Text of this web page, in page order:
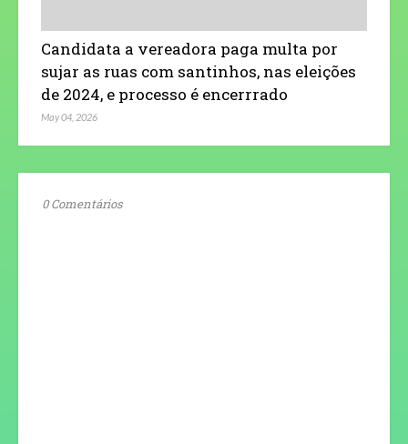
Candidata a vereadora paga multa por
sujar as ruas com santinhos, nas eleições
de 2024, e processo é encerrrado
May 04, 2026
0 Comentários